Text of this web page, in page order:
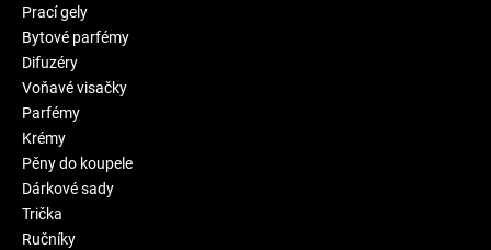
Prací gely
Bytové parfémy
Difuzéry
Voňavé visačky
Parfémy
Krémy
Pěny do koupele
Dárkové sady
Trička
Ručníky